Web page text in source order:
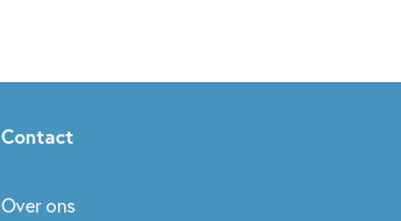
Contact
Over ons